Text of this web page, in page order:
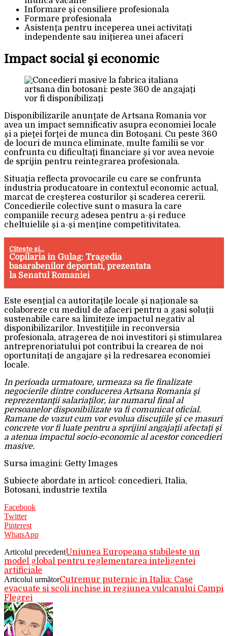
Informare şi consiliere profesionala
Formare profesionala
Asistenţa pentru inceperea unei activitaţi
independente sau iniţierea unei afaceri
Impact social şi economic
Disponibilizarile anunţate de Artsana Romania vor
avea un impact semnificativ asupra economiei locale
şi a pieţei forţei de munca din Botoşani. Cu peste 360
de locuri de munca eliminate, multe familii se vor
confrunta cu dificultaţi financiare şi vor avea nevoie
de sprijin pentru reintegrarea profesionala.
Situaţia reflecta provocarile cu care se confrunta
industria producatoare in contextul economic actual,
marcat de creşterea costurilor şi scaderea cererii.
Concedierile colective sunt o masura la care
companiile recurg adesea pentru a-şi reduce
cheltuielile şi a-şi menţine competitivitatea.
Citeste si...
Copilaria in Gulag: Tragedia
basarabenilor deportati, prezentata
la Senatul Romaniei
Este esenţial ca autoritaţile locale şi naţionale sa
colaboreze cu mediul de afaceri pentru a gasi soluţii
sustenabile care sa limiteze impactul negativ al
disponibilizarilor. Investiţiile in reconversia
profesionala, atragerea de noi investitori şi stimularea
antreprenoriatului pot contribui la crearea de noi
oportunitaţi de angajare şi la redresarea economiei
locale.
In perioada urmatoare, urmeaza sa fie finalizate
negocierile dintre conducerea Artsana Romania şi
reprezentanţii salariaţilor, iar numarul final al
persoanelor disponibilizate va fi comunicat oficial.
Ramane de vazut cum vor evolua discuţiile şi ce masuri
concrete vor fi luate pentru a sprijini angajaţii afectaţi şi
a atenua impactul socio-economic al acestor concedieri
masive.
Sursa imagini: Getty Images
Subiecte abordate in articol: concedieri, Italia,
Botosani, industrie textila
Facebook
Twitter
Pinterest
WhatsApp
Articolul precedentUniunea Europeana stabileste un
model global pentru reglementarea inteligentei
artificiale
Articolul următorCutremur puternic in Italia: Case
evacuate si scoli inchise in regiunea vulcanului Campi
Flegrei